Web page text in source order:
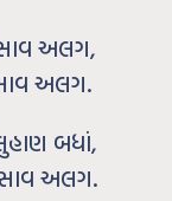
અલગ,
અલગ.
બધાં,
અલગ.